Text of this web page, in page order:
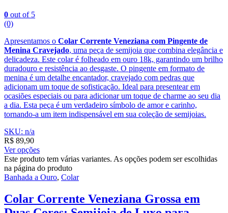
0 out of 5
(0)
Apresentamos o Colar Corrente Veneziana com Pingente de
Menina Cravejado, uma peça de semijoia que combina elegância e
delicadeza. Este colar é folheado em ouro 18k, garantindo um brilho
duradouro e resistência ao desgaste. O pingente em formato de
menina é um detalhe encantador, cravejado com pedras que
adicionam um toque de sofisticação. Ideal para presentear em
ocasiões especiais ou para adicionar um toque de charme ao seu dia
a dia. Esta peça é um verdadeiro símbolo de amor e carinho,
tornando-a um item indispensável em sua coleção de semijoias.
SKU: n/a
R$ 89,90
Ver opções
Este produto tem várias variantes. As opções podem ser escolhidas
na página do produto
Banhada a Ouro, Colar
Colar Corrente Veneziana Grossa em